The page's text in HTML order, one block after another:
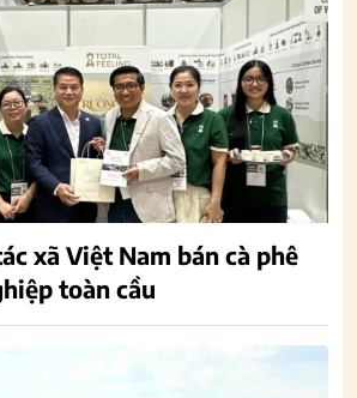
xã Việt Nam bán cà phê
toàn cầu